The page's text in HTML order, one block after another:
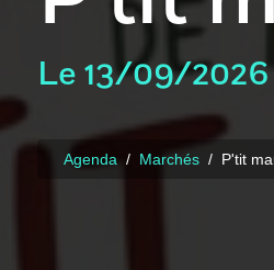
Le 13/09/2026
Agenda Marchés P'tit